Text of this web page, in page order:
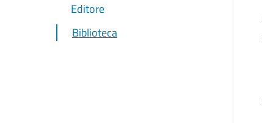
Editore
Biblioteca